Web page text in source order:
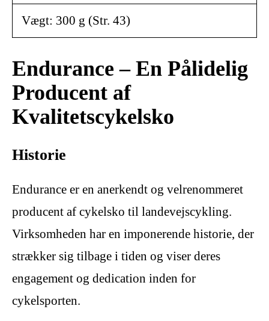
Vægt: 300 g (Str. 43)
Endurance – En Pålidelig
Producent af
Kvalitetscykelsko
Historie
Endurance er en anerkendt og velrenommeret
producent af cykelsko til landevejscykling.
Virksomheden har en imponerende historie, der
strækker sig tilbage i tiden og viser deres
engagement og dedication inden for
cykelsporten.